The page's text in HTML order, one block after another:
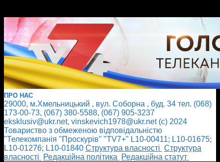
ПРО НАС
29000, м.Хмельницький , вул. Соборна , буд. 34 тел. (068)
173-00-73, (067) 380-5588, (067) 905-3237
eksklusiv@ukr.net, vinskevich1978@ukr.net (с) 2024
Товариство з обмеженою відповідальністю
"Телекомпанія "Проскурів" "TV7+" L10-00411; L10-01675;
L10-01276; L10-01840 Cтруктура власності Cтруктура
власності
Редакційна політика
Редакційна статут